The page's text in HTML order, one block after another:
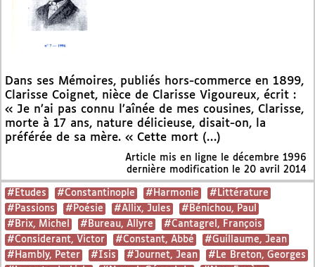
Dans ses Mémoires, publiés hors-commerce en 1899,
Clarisse Coignet, nièce de Clarisse Vigoureux, écrit :
« Je n’ai pas connu l’aînée de mes cousines, Clarisse,
morte à 17 ans, nature délicieuse, disait-on, la
préférée de sa mère. « Cette mort (…)
Article mis en ligne le décembre 1996
dernière modification le 20 avril 2014
#Etudes #Constantinople #Harmonie
#Littérature
#Passions
#Poésie #Allix, Jules
#Bénichou, Paul
#Brix, Michel
#Bureau, Allyre
#Cantagrel, François
#Considerant, Victor
#Constant, Abbé
#Guillaume, Jean
#Hambly, Peter
#Isis #Journet, Jean
#Le Breton, Georges